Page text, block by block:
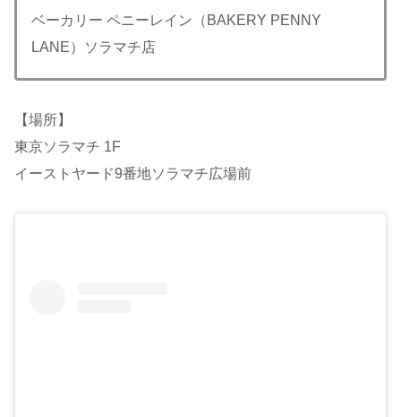
ベーカリー ペニーレイン（BAKERY PENNY
LANE）ソラマチ店
【場所】
東京ソラマチ 1F
イーストヤード9番地ソラマチ広場前